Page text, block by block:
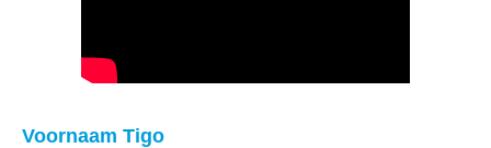
Voornaam Tigo